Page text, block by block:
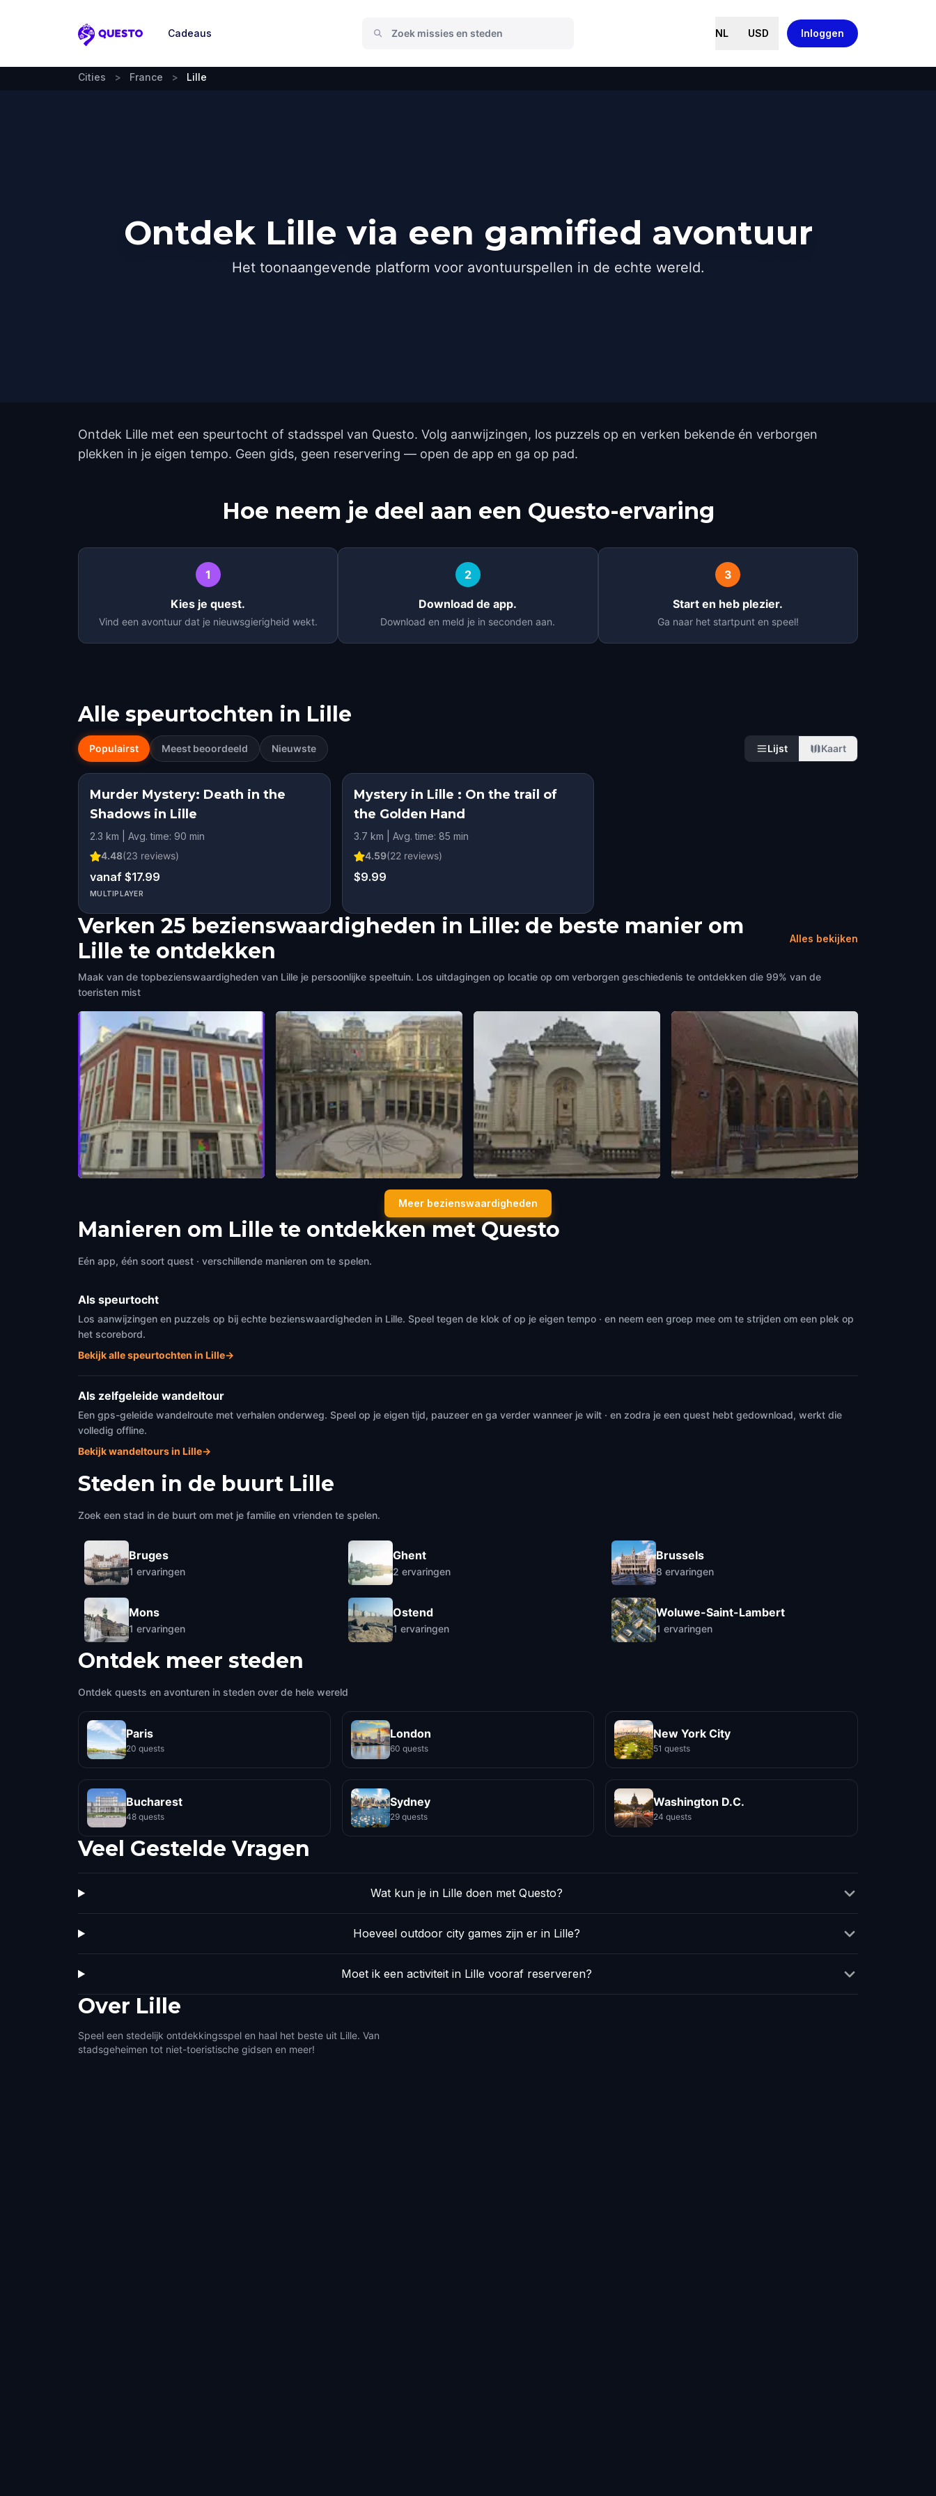
Questo
Cadeaus NL USD Inloggen
Cities > France > Lille
Ontdek Lille via een gamified avontuur
Het toonaangevende platform voor avontuurspellen in de echte wereld.
Ontdek Lille met een speurtocht of stadsspel van Questo. Volg aanwijzingen, los puzzels op en verken bekende én verborgen
plekken in je eigen tempo. Geen gids, geen reservering — open de app en ga op pad.
Hoe neem je deel aan een Questo-ervaring
1
Kies je quest.
Vind een avontuur dat je nieuwsgierigheid wekt.
2
Download de app.
Download en meld je in seconden aan.
3
Start en heb plezier.
Ga naar het startpunt en speel!
Alle speurtochten in Lille
Populairst Meest beoordeeld Nieuwste Lijst Kaart
Murder Mystery: Death in the
Shadows in Lille
2.3 km | Avg. time: 90 min
4.48(23 reviews)
vanaf $17.99
MULTIPLAYER
Mystery in Lille : On the trail of
the Golden Hand
3.7 km | Avg. time: 85 min
4.59(22reviews)
$9.99
Verken 25 bezienswaardigheden in Lille: de beste manier om
Lille te ontdekken
Alles bekijken
Maak van de topbezienswaardigheden van Lille je persoonlijke speeltuin. Los uitdagingen op locatie op om verborgen geschiedenis te ontdekken die 99% van de
toeristen mist
Palais des Beaux-Arts Porte de Paris
Lille,France
Meer bezienswaardigheden
Manieren om Lille te ontdekken met Questo
Eén app, één soort quest · verschillende manieren om te spelen.
Als speurtocht
Los aanwijzingen en puzzels op bij echte bezienswaardigheden in Lille. Speel tegen de klok of op je eigen tempo · en neem een groep mee om te strijden om een plek op
het scorebord.
Bekijk alle speurtochten in Lille→
Als zelfgeleide wandeltour
Een gps-geleide wandelroute met verhalen onderweg. Speel op je eigen tijd, pauzeer en ga verder wanneer je wilt · en zodra je een quest hebt gedownload, werkt die
volledig offline.
Bekijk wandeltours in Lille→
Steden in de buurt Lille
Zoek een stad in de buurt om met je familie en vrienden te spelen.
Bruges
1 ervaringen
Mons
1 ervaringen
Ghent
2 ervaringen
Ostend
1 ervaringen
Brussels
8 ervaringen
Woluwe-Saint-Lambert
1 ervaringen
Ontdek meer steden
Ontdek quests en avonturen in steden over de hele wereld
Paris
20 quests
London
60 quests
New York City
51 quests
Bucharest
48 quests
Sydney
29 quests
Washington D.C.
24 quests
Veel Gestelde Vragen
Wat kun je in Lille doen met Questo?
Hoeveel outdoor city games zijn er in Lille?
Moet ik een activiteit in Lille vooraf reserveren?
Over Lille
Speel een stedelijk ontdekkingsspel en haal het beste uit Lille. Van
stadsgeheimen tot niet-toeristische gidsen en meer!